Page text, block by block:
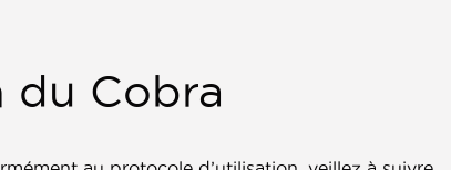
du Cobra